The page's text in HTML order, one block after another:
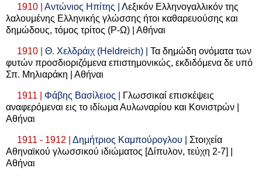
1910 | Αντώνιος Ηπίτης | Λεξικόν Ελληνογαλλικόν της
λαλουμένης Ελληνικής γλώσσης ήτοι καθαρευούσης και
δημώδους, τόμος τρίτος (Ρ-Ω) | Αθήναι
1910 | Θ. Χελδράιχ (Heldreich) | Τα δημώδη ονόματα των
φυτών προσδιοριζόμενα επιστημονικώς, εκδιδόμενα δε υπό
Σπ. Μηλιαράκη | Αθήναι
1911 | Φάβης Βασίλειος |
Γλωσσικαί επισκέψεις
αναφερόμεναι εις το ιδίωμα Αυλωναρίου και Κονιστρών |
Αθήναι
1911 - 1912 | Δημήτριος Καμπούρογλου | Στοιχεία
Αθηναϊκού γλωσσικού ιδιώματος [Δίπυλον, τεύχη 2-7] |
Αθήναι